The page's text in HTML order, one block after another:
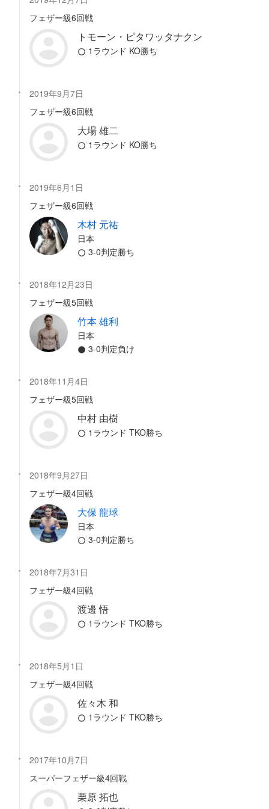
フェザー級6回戦
トモーン・ピタワッタナクン
1ラウンド KO勝ち
2019年9月7日
フェザー級6回戦
大場 雄二
1ラウンド KO勝ち
2019年6月1日
フェザー級6回戦
木村 元祐
日本
3-0判定勝ち
2018年12月23日
フェザー級5回戦
竹本 雄利
日本
3-0判定負け
2018年11月4日
フェザー級5回戦
中村 由樹
1ラウンド TKO勝ち
2018年9月27日
フェザー級4回戦
大保 龍球
日本
3-0判定勝ち
2018年7月31日
フェザー級4回戦
渡邊 悟
1ラウンド TKO勝ち
2018年5月1日
フェザー級4回戦
佐々木 和
1ラウンド TKO勝ち
2017年10月7日
スーパーフェザー級4回戦
栗原 拓也